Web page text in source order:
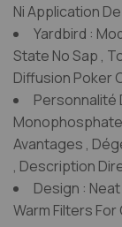
Ni Application
Yardbird :
State No Sap ,
Diffusion Poker
Personnalité
Avantages ,
, Description
Design :
Warm Filters